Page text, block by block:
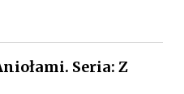
Seria: Z